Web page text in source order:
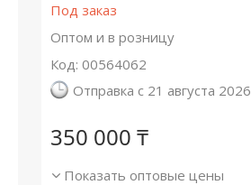
Под заказ
Оптом и в розницу
Код: 00564062
Отправка с 21 августа 2026
350 000 ₸
Показать оптовые цены